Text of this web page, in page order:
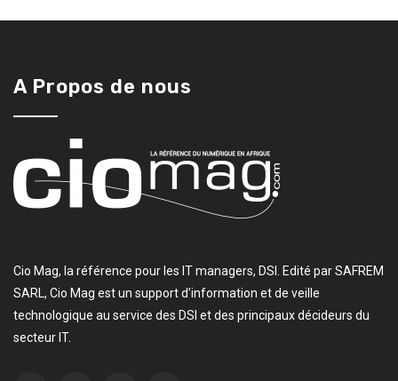
A Propos de nous
Cio Mag, la référence pour les IT managers, DSI. Edité par SAFREM
SARL, Cio Mag est un support d’information et de veille
technologique au service des DSI et des principaux décideurs du
secteur IT.